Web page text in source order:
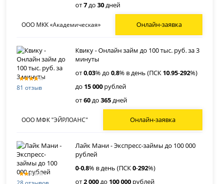
от7до30дней
ООО МКК «Академическая» Онлайн-заявка
81 отзыв
Квику - Онлайн займ до 100 тыс. руб. за 3
минуты
от0,03% до0,8% в день (ПСК 10.95-292%)
до 15 000 рублей
от60до365дней
ООО МФК "ЭЙРЛОАНС" Онлайн-заявка
Лайк Мани - Экспресс-займы до 100 000
рублей
0-0,8% в день (ПСК0-292%)
от2 000до 100 000 рублей